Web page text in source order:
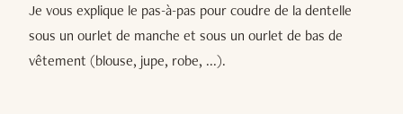
Je vous explique le pas-à-pas pour coudre de la dentelle
sous un ourlet de manche et sous un ourlet de bas de
vêtement (blouse, jupe, robe, ...).